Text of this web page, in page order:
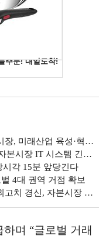
성장 플랫폼 책무" [거래소 컨퍼런스]
장 IT 시스템 긴급점검
시각 15분 앞당긴다
4대 권역 거점 확보
로운 출발선" [코스피 사상 최고치]
며 “글로벌 거래